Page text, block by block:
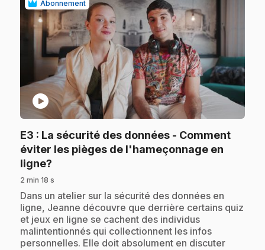
Abonnement
play_circle
E3 : La sécurité des données - Comment
éviter les pièges de l'hameçonnage en
ligne?
2 min 18 s
.Dans un atelier sur la sécurité des données en
ligne, Jeanne découvre que derrière certains quiz
et jeux en ligne se cachent des individus
malintentionnés qui collectionnent les infos
personnelles. Elle doit absolument en discuter